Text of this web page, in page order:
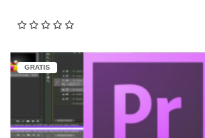
GRATIS